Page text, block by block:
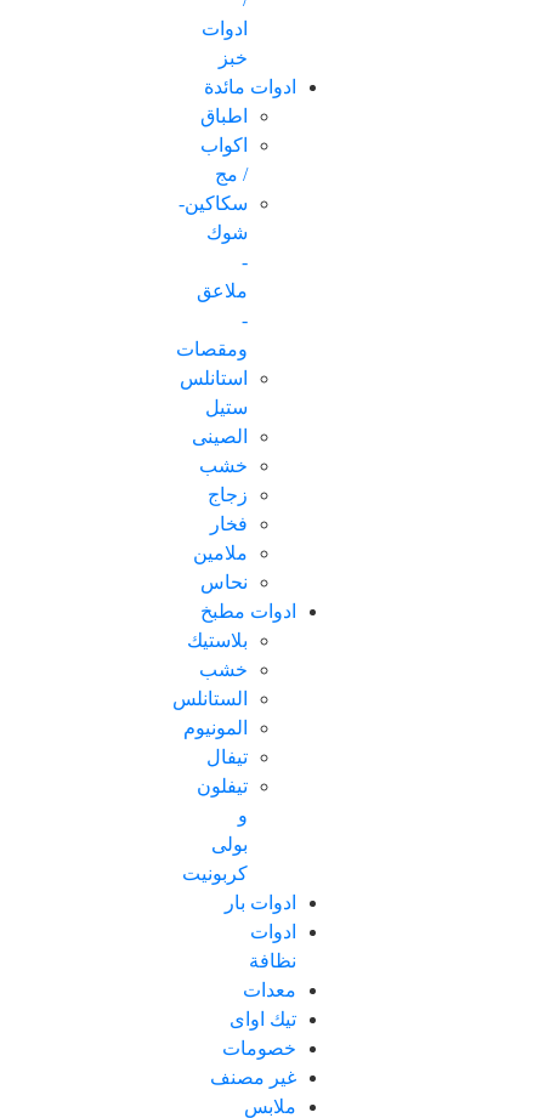
ادوات
خبز
ادوات مائدة
اطباق
اكواب
/ مج
سكاكین-
شوك
ملاعق
ومقصات
استانلس
ستيل
الصينى
خشب
زجاج
فخار
ملامين
نحاس
ادوات مطبخ
بلاستيك
خشب
الستانلس
المونيوم
تيفال
تيفلون
بولى
كربونيت
ادوات بار
ادوات
نظافة
معدات
تيك اواى
خصومات
غير مصنف
ملابس